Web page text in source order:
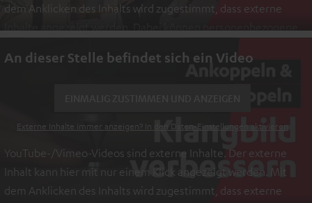
dem Anklicken des Inhalts wird zugestimmt, dass externe
Informationen sind in der Datenschutzerklärung unter I zu
An dieser Stelle befindet sich ein Video
Externe Inhalte immer anzeigen? In den Daten‑Einstellungen aktivieren
YouTube-/Vimeo-Videos sind externe Inhalte. Der externe
Inhalt kann hier mit nur einem Klick angezeigt werden. Mit
dem Anklicken des Inhalts wird zugestimmt, dass externe